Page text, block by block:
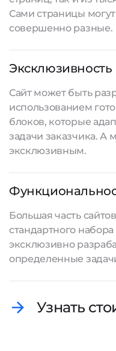
Сами страницы
совершенно разные.
Эксклюзивность
Сайт может быть
использованием
блоков, которые
задачи заказчика. А
эксклюзивным.
Большая часть
стандартного
эксклюзивно
определенные
Узнать